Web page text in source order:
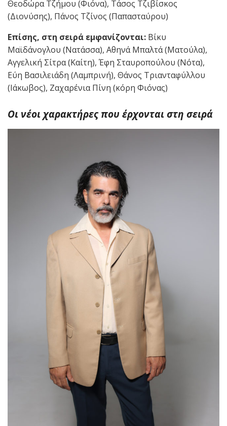
Θεοδώρα Τζήμου (Φιόνα), Τάσος Τζιβίσκος
(Διονύσης), Πάνος Τζίνος (Παπασταύρου)
Επίσης, στη σειρά εμφανίζονται: Βίκυ
Μαϊδάνογλου (Νατάσσα), Αθηνά Μπαλτά (Ματούλα),
Αγγελική Σίτρα (Καίτη), Έφη Σταυροπούλου (Νότα),
Εύη Βασιλειάδη (Λαμπρινή), Θάνος Τριανταφύλλου
(Ιάκωβος), Ζαχαρένια Πίνη (κόρη Φιόνας)
Οι νέοι χαρακτήρες που έρχονται στη σειρά